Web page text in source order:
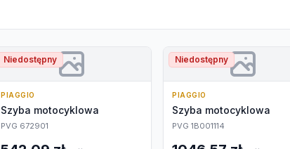
Niedostępny
PIAGGIO
Szyba motocyklowa
PVG 672901
Niedostępny
PIAGGIO
Szyba motocyklowa
PVG 1B001114